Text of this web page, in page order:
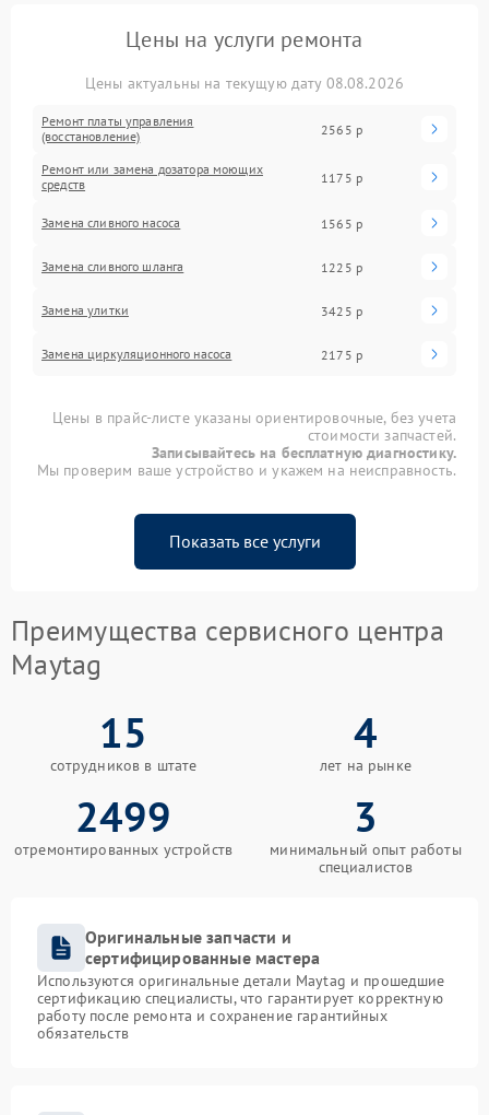
Цены на услуги ремонта
Цены актуальны на текущую дату 08.08.2026
Ремонт платы управления
(восстановление)
2565 р
Ремонт или замена дозатора моющих
средств
1175 р
Замена сливного насоса 1565 р
Замена сливного шланга 1225 р
Замена улитки 3425 р
Замена циркуляционного насоса 2175 р
Цены в прайс-листе указаны ориентировочные, без учета
стоимости запчастей.
Записывайтесь на бесплатную диагностику.
Мы проверим ваше устройство и укажем на неисправность.
Показать все услуги
Преимущества сервисного центра
Maytag
15
сотрудников в штате
4
лет на рынке
2499
отремонтированных устройств
3
минимальный опыт работы
специалистов
Оригинальные запчасти и
сертифицированные мастера
Используются оригинальные детали Maytag и прошедшие
сертификацию специалисты, что гарантирует корректную
работу после ремонта и сохранение гарантийных
обязательств